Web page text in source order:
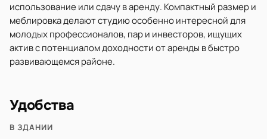
использование или сдачу в аренду. Компактный размер и
меблировка делают студию особенно интересной для
молодых профессионалов, пар и инвесторов, ищущих
актив с потенциалом доходности от аренды в быстро
развивающемся районе.
Удобства
В ЗДАНИИ